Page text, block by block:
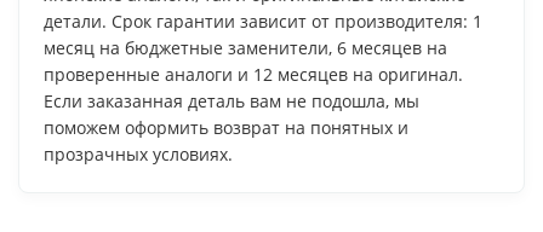
детали. Срок гарантии зависит от производителя: 1
месяц на бюджетные заменители, 6 месяцев на
проверенные аналоги и 12 месяцев на оригинал.
Если заказанная деталь вам не подошла, мы
поможем оформить возврат на понятных и
прозрачных условиях.